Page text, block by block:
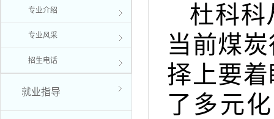
专业介绍
专业风采
招生电话
就业指导
杜科科
当前煤
择上要
了多元